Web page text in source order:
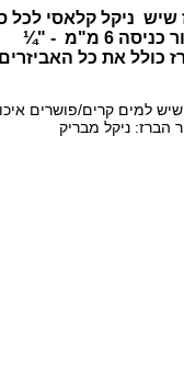
שיש ניקל קלאסי לכל
6 מ"מ - "¼
כולל את כל
שיש למים קרים/פושרים
הברז: ניקל מבריק